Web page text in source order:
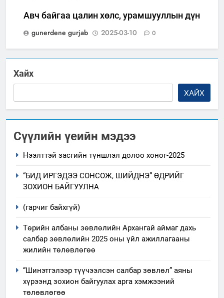
Авч байгаа цалин хөлс, урамшууллын дүн
gunerdene gurjab
2025-03-10 0
Хайх
ХАЙХ
Сүүлийн үеийн мэдээ
Нээлттэй засгийн түншлэл долоо хоног-2025
“БИД ИРГЭДЭЭ СОНСОЖ, ШИЙДНЭ” ӨДРИЙГ
ЗОХИОН БАЙГУУЛНА
(гарчиг байхгүй)
Төрийн албаны зөвлөлийн Архангай аймаг дахь
салбар зөвлөлийн 2025 оны үйл ажиллагааны
жилийн төлөвлөгөө
“Шинэтгэлээр түүчээлсэн салбар зөвлөл” аяны
хүрээнд зохион байгуулах арга хэмжээний
төлөвлөгөө